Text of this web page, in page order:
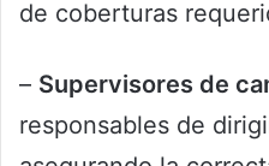
de coberturas
– Supervisores de
responsables de